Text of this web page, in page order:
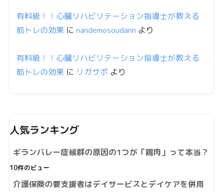
有料級！！心臓リハビリテーション指導士が教える
筋トレの効果 に nandemosoudann より
有料級！！心臓リハビリテーション指導士が教える
筋トレの効果 に リガサポ より
人気ランキング
ギランバレー症候群の原因の1つが「鶏肉」って本当？
10件のビュー
介護保険の要支援者はデイサービスとデイケアを併用